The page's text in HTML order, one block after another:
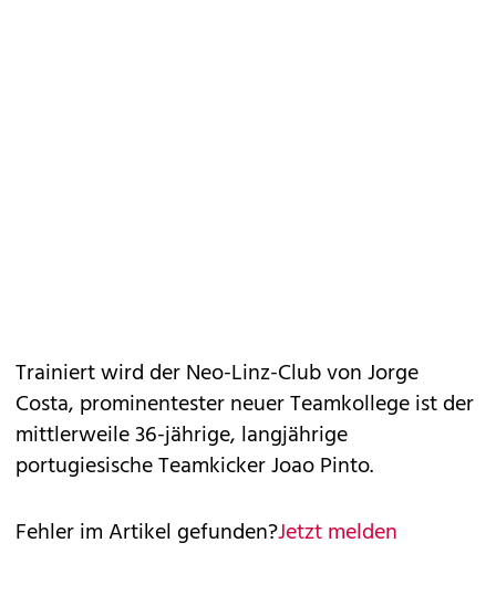
Trainiert wird der Neo-Linz-Club von Jorge
Costa, prominentester neuer Teamkollege ist der
mittlerweile 36-jährige, langjährige
portugiesische Teamkicker Joao Pinto.
Fehler im Artikel gefunden?Jetzt melden